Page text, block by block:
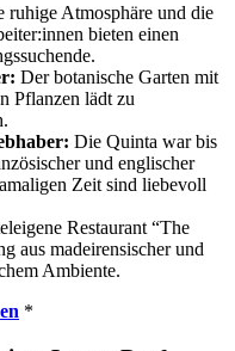
ruhige Atmosphäre und die
bieten einen
Der botanische Garten mit
Pflanzen lädt zu
Die Quinta war bis
und englischer
Zeit sind liebevoll
Restaurant “The
aus madeirensischer und
Ambiente.
*